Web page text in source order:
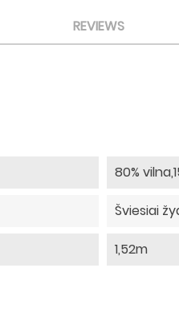
REVIEWS
80%
Šviesiai
1,52m